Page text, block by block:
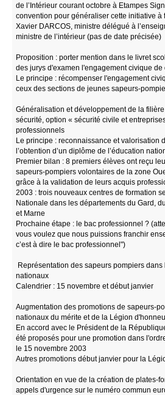
de l’Intérieur courant octobre à Etampes
convention pour généraliser cette initiative à
Xavier DARCOS, ministre délégué à
ministre de l’intérieur (pas de date précisée)
Proposition : porter mention dans le livret
des jurys d'examen l'engagement civique de
Le principe : récompenser l'engagement
ceux des sections de jeunes sapeurs-
Généralisation et développement de la
sécurité, option « sécurité civile et
professionnels
Le principe : reconnaissance et valorisation
l’obtention d’un diplôme de l’éducation
Premier bilan : 8 premiers élèves ont reçu
sapeurs-pompiers volontaires de la zone
grâce à la validation de leurs acquis
2003 : trois nouveaux centres de formation
Nationale dans les départements du Gard,
et Marne
Prochaine étape : le bac professionnel ?
vous voulez que nous puissions franchir
c’est à dire le bac professionnel")
Représentation des sapeurs pompiers
nationaux
Calendrier : 15 novembre et début janvier
Augmentation des promotions de sapeurs-
nationaux du mérite et de la Légion
En accord avec le Président de la
été proposés pour une promotion dans
le 15 novembre 2003
Autres promotions début janvier pour la
Orientation en vue de la création de plates-
appels d'urgence sur le numéro commun